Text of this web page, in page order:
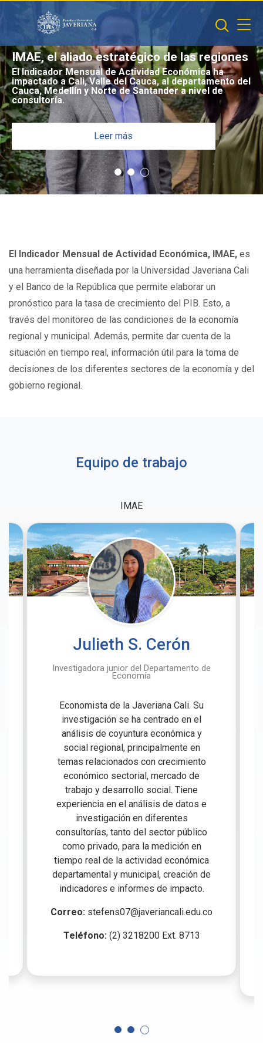
Saltar al contenido principal
IMAE, el aliado estratégico de las regiones
El Indicador Mensual de Actividad Económica ha
impactado a Cali, Valle del Cauca, al departamento del
Cauca, Medellín y Norte de Santander a nivel de
consultoría.
Leer más
El Indicador Mensual de Actividad Económica, IMAE, es
una herramienta diseñada por la Universidad Javeriana Cali
y el Banco de la República que permite elaborar un
pronóstico para la tasa de crecimiento del PIB. Esto, a
través del monitoreo de las condiciones de la economía
regional y municipal. Además, permite dar cuenta de la
situación en tiempo real, información útil para la toma de
decisiones de los diferentes sectores de la economía y del
gobierno regional.
Equipo de trabajo
IMAE
Julieth S. Cerón
Investigadora junior del Departamento de
Economía
Economista de la Javeriana Cali. Su
investigación se ha centrado en el
análisis de coyuntura económica y
social regional, principalmente en
temas relacionados con crecimiento
económico sectorial, mercado de
trabajo y desarrollo social. Tiene
experiencia en el análisis de datos e
investigación en diferentes
consultorías, tanto del sector público
como privado, para la medición en
tiempo real de la actividad económica
departamental y municipal, creación de
indicadores e informes de impacto.
Correo: stefens07@javeriancali.edu.co
Teléfono: (2) 3218200 Ext. 8713